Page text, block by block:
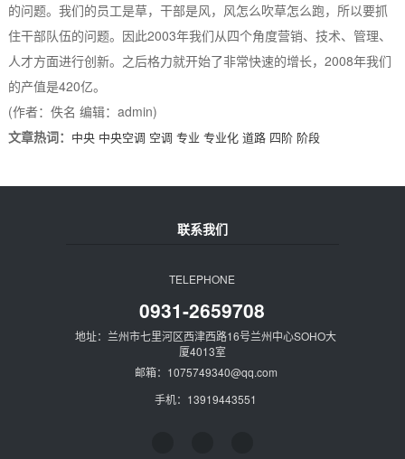
的问题。我们的员工是草，干部是风，风怎么吹草怎么跑，所以要抓
住干部队伍的问题。因此2003年我们从四个角度营销、技术、管理、
人才方面进行创新。之后格力就开始了非常快速的增长，2008年我们
的产值是420亿。
(作者：佚名 编辑：admin)
文章热词： 中央 中央空调 空调 专业 专业化 道路 四阶 阶段
联系我们
TELEPHONE
0931-2659708
地址：兰州市七里河区西津西路16号兰州中心SOHO大
厦4013室
邮箱：1075749340@qq.com
手机：13919443551